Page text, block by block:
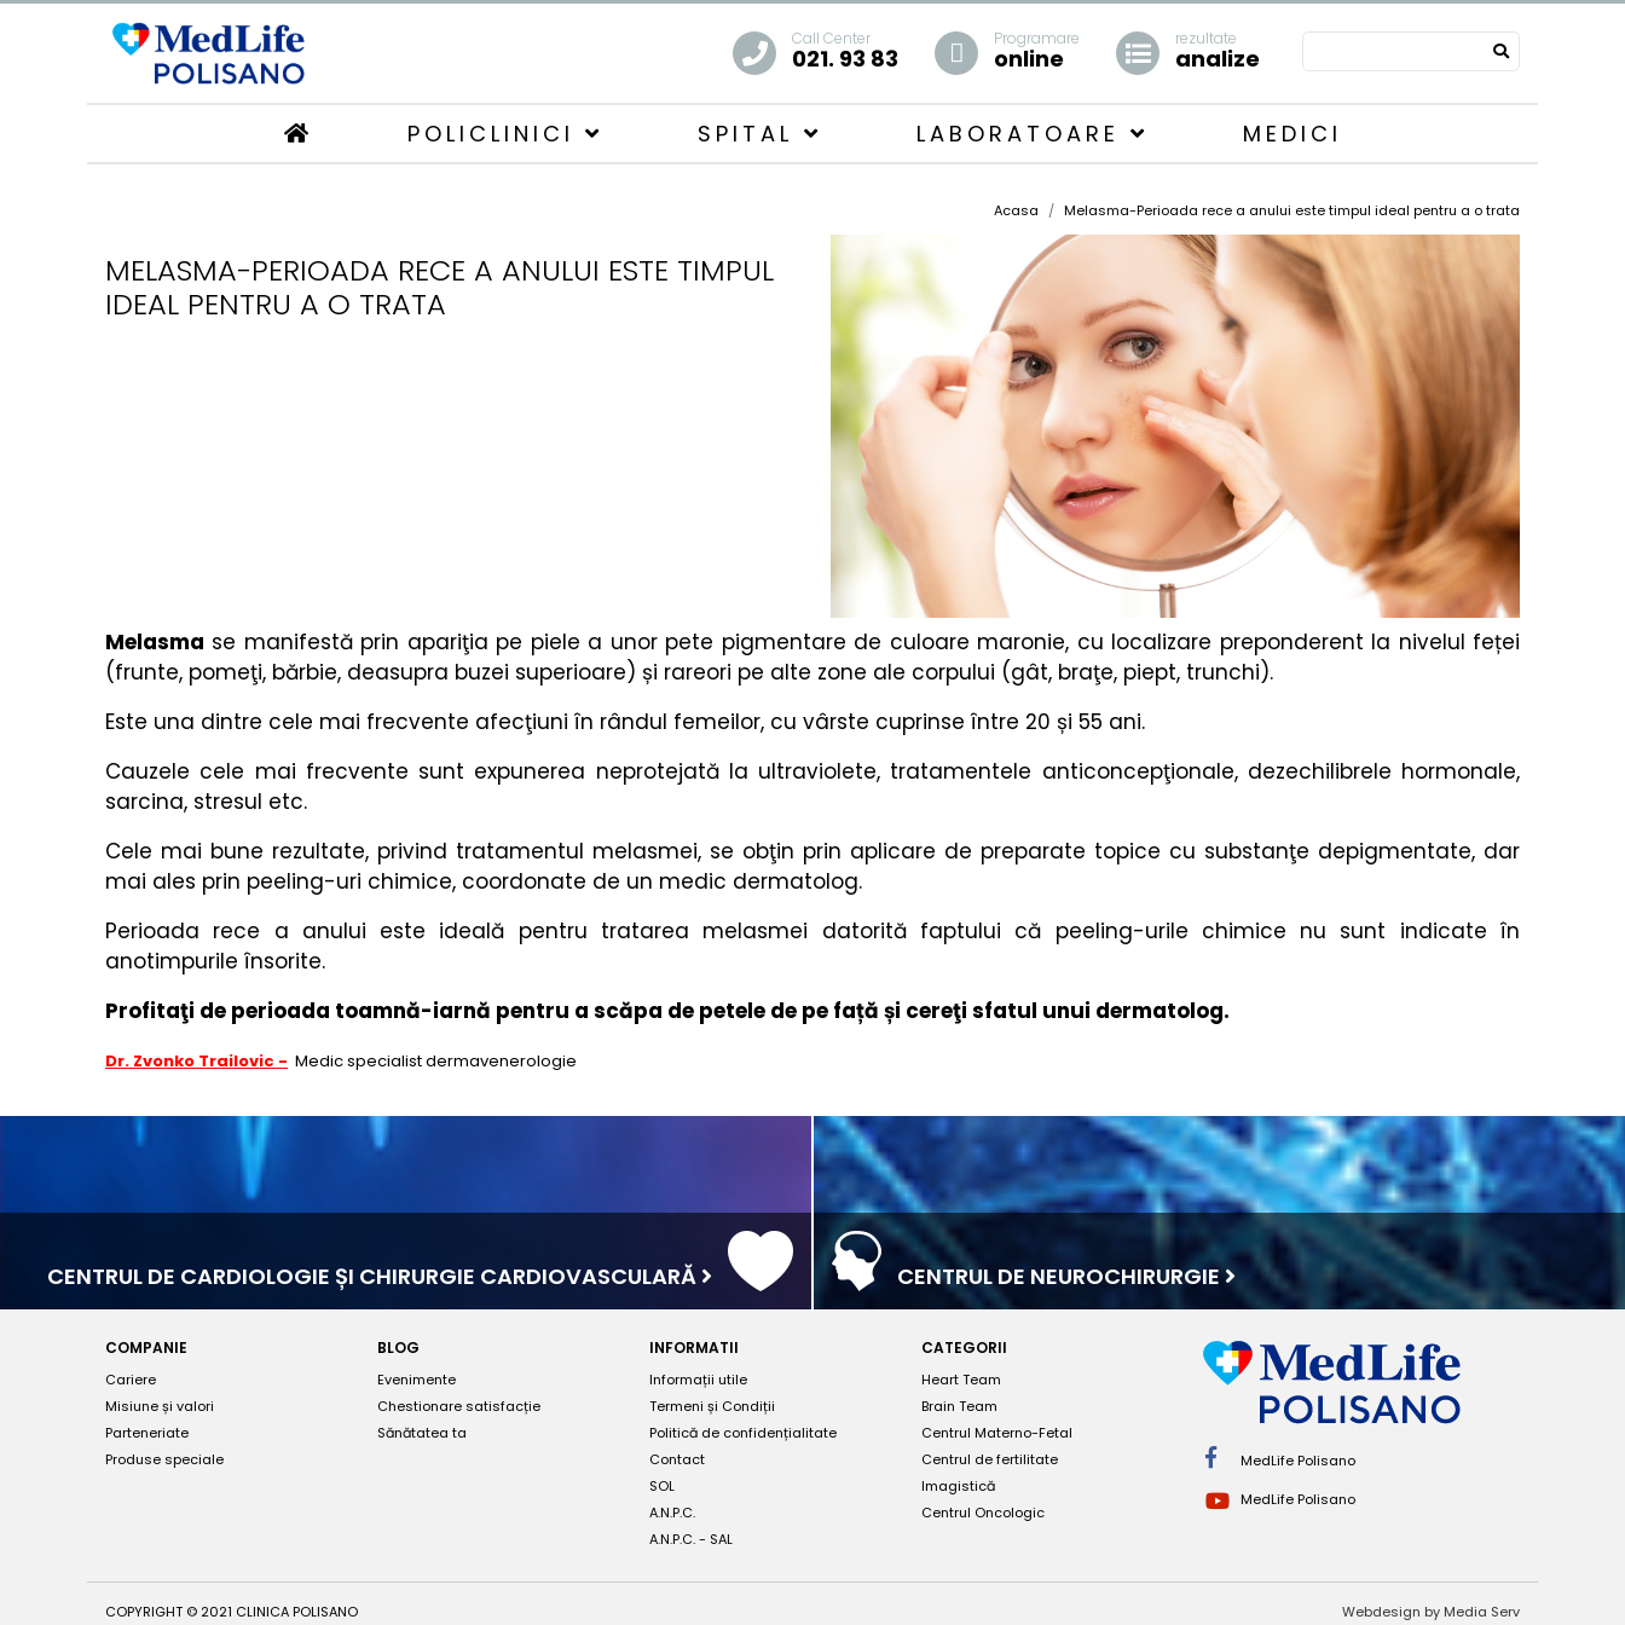
rezultate
analize
Programare
online
Call Center
021. 93 83
POLICLINICI SPITAL LABORATOARE MEDICI
Acasa Melasma-Perioada rece a anului este timpul ideal pentru a o trata
MELASMA-PERIOADA RECE A ANULUI ESTE TIMPUL
IDEAL PENTRU A O TRATA
Melasma se manifestă prin apariţia pe piele a unor pete pigmentare de culoare maronie, cu localizare preponderent la nivelul feței
(frunte, pomeţi, bărbie, deasupra buzei superioare) și rareori pe alte zone ale corpului (gât, braţe, piept, trunchi).
Este una dintre cele mai frecvente afecţiuni în rândul femeilor, cu vârste cuprinse între 20 și 55 ani.
Cauzele cele mai frecvente sunt expunerea neprotejată la ultraviolete, tratamentele anticoncepţionale, dezechilibrele hormonale,
sarcina, stresul etc.
Cele mai bune rezultate, privind tratamentul melasmei, se obţin prin aplicare de preparate topice cu substanţe depigmentate, dar
mai ales prin peeling-uri chimice, coordonate de un medic dermatolog.
Perioada rece a anului este ideală pentru tratarea melasmei datorită faptului că peeling-urile chimice nu sunt indicate în
anotimpurile însorite.
Profitaţi de perioada toamnă-iarnă pentru a scăpa de petele de pe față și cereţi sfatul unui dermatolog.
Dr. Zvonko Trailovic - Medic specialist dermavenerologie
CENTRUL DE CARDIOLOGIE ȘI CHIRURGIE CARDIOVASCULARĂ CENTRUL DE NEUROCHIRURGIE
COMPANIE
Cariere
Misiune și valori
Parteneriate
Produse speciale
BLOG
Evenimente
Chestionare satisfacție
Sănătatea ta
INFORMATII
Informații utile
Termeni și Condiții
Politică de confidențialitate
Contact
SOL
A.N.P.C.
A.N.P.C. - SAL
CATEGORII
Heart Team
Brain Team
Centrul Materno-Fetal
Centrul de fertilitate
Imagistică
Centrul Oncologic
MedLife Polisano
MedLife Polisano
COPYRIGHT © 2021 CLINICA POLISANO Webdesign by Media Serv